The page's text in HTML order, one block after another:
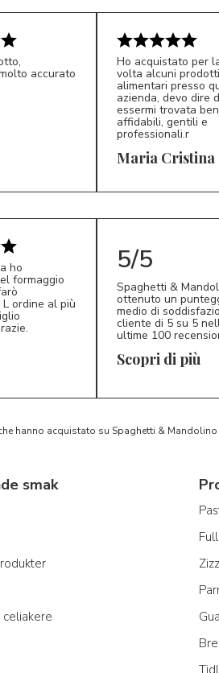
accurato
MC
Ho acquistato per
volta alcuni prodotti
alimentari presso
azienda, devo dire
essermi trovata
affidabili, gentili e
professionali.r
Maria Cristina
ho
formaggio
ordine al più
5/5
Spaghetti &
ottenuto un
medio di
cliente di 5 su 5
ultime 100
Scopri di più
hanno acquistato su Spaghetti & Mandolino
smak